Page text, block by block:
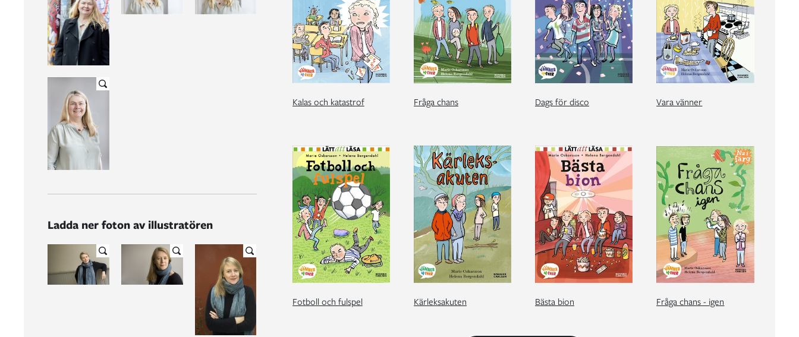
Ladda ner foton av illustratören
Kalas och katastrof Fråga chans Dags för disco Vara vänner
Fotboll och fulspel Kärleksakuten Bästa bion Fråga chans - igen